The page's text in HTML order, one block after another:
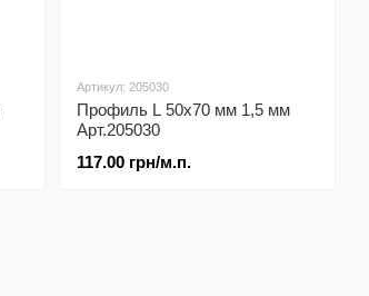
Артикул: 205030
Профиль L 50x70 мм 1,5 мм
Арт.205030
117.00 грн/м.п.